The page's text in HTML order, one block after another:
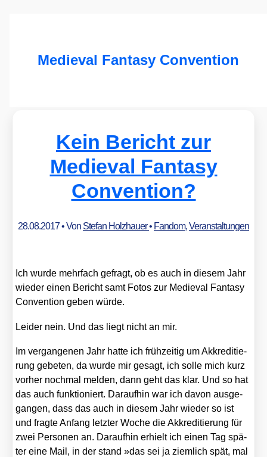
Medieval Fantasy Convention
Kein Bericht zur
Medieval Fantasy
Convention?
28.08.2017• Von Stefan Holzhauer• Fandom,Veranstaltungen
Ich wur­de mehr­fach gefragt, ob es auch in die­sem Jahr
wie­der einen Bericht samt Fotos zur Medieval Fan­ta­sy
Con­ven­ti­on geben wür­de.
Lei­der nein. Und das liegt nicht an mir.
Im ver­gan­ge­nen Jahr hat­te ich früh­zei­tig um Akkre­di­tie­
rung gebe­ten, da wur­de mir gesagt, ich sol­le mich kurz
vor­her noch­mal mel­den, dann geht das klar. Und so hat
das auch funk­tio­niert. Dar­auf­hin war ich davon aus­ge­
gan­gen, dass das auch in die­sem Jahr wie­der so ist
und frag­te Anfang letz­ter Woche die Akkre­di­tie­rung für
zwei Per­so­nen an. Dar­auf­hin erhielt ich einen Tag spä­
ter eine Mail, in der stand »das sei ja ziem­lich spät, mal